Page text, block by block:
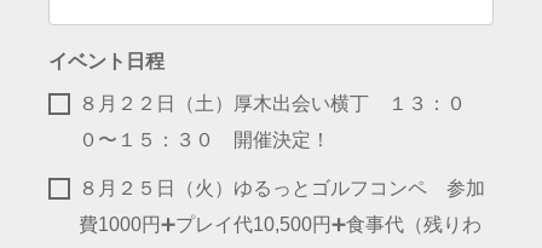
イベント日程
８月２２日（土）厚木出会い横丁 １３：０
０〜１５：３０ 開催決定！
８月２５日（火）ゆるっとゴルフコンペ 参加
費1000円➕プレイ代10,500円➕食事代（残りわ